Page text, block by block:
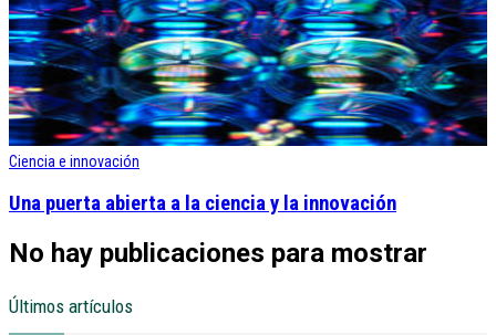
Ciencia e innovación
Una puerta abierta a la ciencia y la innovación
No hay publicaciones para mostrar
Últimos artículos